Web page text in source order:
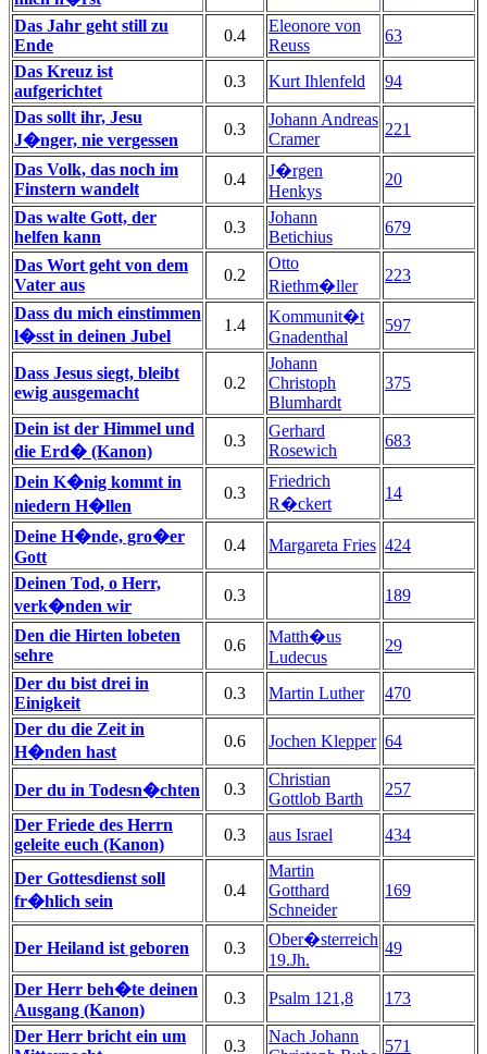
Das Jahr geht still zu
Ende
0.4
Eleonore von
Reuss
63
Das Kreuz ist
aufgerichtet
0.3 Kurt Ihlenfeld
94
Das sollt ihr, Jesu
J�nger, nie vergessen
0.3
Johann Andreas
Cramer
221
Das Volk, das noch im
Finstern wandelt
0.4
J�rgen
Henkys
20
Das walte Gott, der
helfen kann
0.3
Johann
Betichius
679
Das Wort geht von dem
Vater aus
0.2
Otto
Riethm�ller
223
Dass du mich einstimmen
l�sst in deinen Jubel
1.4
Kommunit�t
Gnadenthal
597
Dass Jesus siegt, bleibt
ewig ausgemacht
0.2
Johann
Christoph
Blumhardt
375
Dein ist der Himmel und
die Erd� (Kanon)
0.3
Gerhard
Rosewich
683
Dein K�nig kommt in
niedern H�llen
0.3
Friedrich
R�ckert
14
Deine H�nde, gro�er
Gott
0.4 Margareta Fries 424
Deinen Tod, o Herr,
verk�nden wir
0.3 189
Den die Hirten lobeten
sehre
0.6
Matth�us
Ludecus
29
Der du bist drei in
Einigkeit
0.3 Martin Luther
470
Der du die Zeit in
H�nden hast
0.6 Jochen Klepper 64
Der du in Todesn�chten 0.3
Christian
Gottlob Barth
257
Der Friede des Herrn
geleite euch (Kanon)
0.3 aus Israel 434
Der Gottesdienst soll
fr�hlich sein
0.4
Martin
Gotthard
Schneider
169
Der Heiland ist geboren 0.3
Ober�sterreich
19.Jh.
49
Der Herr beh�te deinen
Ausgang (Kanon)
0.3 Psalm 121,8 173
Der Herr bricht ein um
0.3
Nach Johann
571